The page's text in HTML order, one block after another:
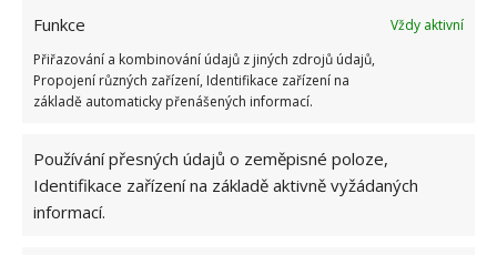
Funkce
Vždy aktivní
Přiřazování a kombinování údajů z jiných zdrojů údajů,
Propojení různých zařízení, Identifikace zařízení na
základě automaticky přenášených informací.
Používání přesných údajů o zeměpisné poloze,
Identifikace zařízení na základě aktivně vyžádaných
informací.
Přidejte svůj názor
KOMENTOVAT
Absolvent České zemědělské
univerzity, který je již od malička